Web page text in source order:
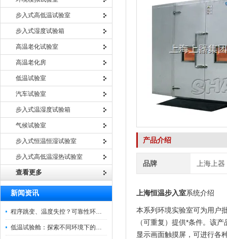
步入式高低温试验室
步入式湿度试验箱
高温老化试验室
高温老化房
低温试验室
汽车试验室
步入式温湿度试验箱
气候试验室
步入式恒温恒湿试验室
步入式高低温湿热试验室
查看更多
新闻资讯
程序跳变、温度失控？可靠性环境试验箱控制系统故障处理
低温试验舱：探索不同环境下的科技边界
产品介绍
品牌 上海上器
上海恒温步入室系统介绍
本系列环境实验室可为用户
（可重复）提供*条件。该
显示画面触摸屏，可进行各